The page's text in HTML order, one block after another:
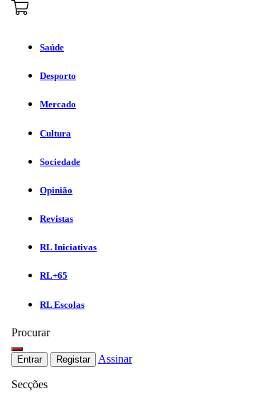
Saúde
Desporto
Mercado
Cultura
Sociedade
Opinião
Revistas
RL Iniciativas
RL+65
RL Escolas
Procurar
Entrar Registar Assinar
Secções